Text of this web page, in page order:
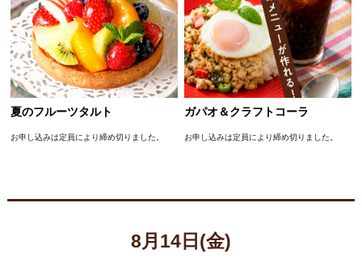
夏のフルーツタルト
お申し込みは定員により締め切りました。
ガパオ＆クラフトコーラ
お申し込みは定員により締め切りました。
8月14日(金)